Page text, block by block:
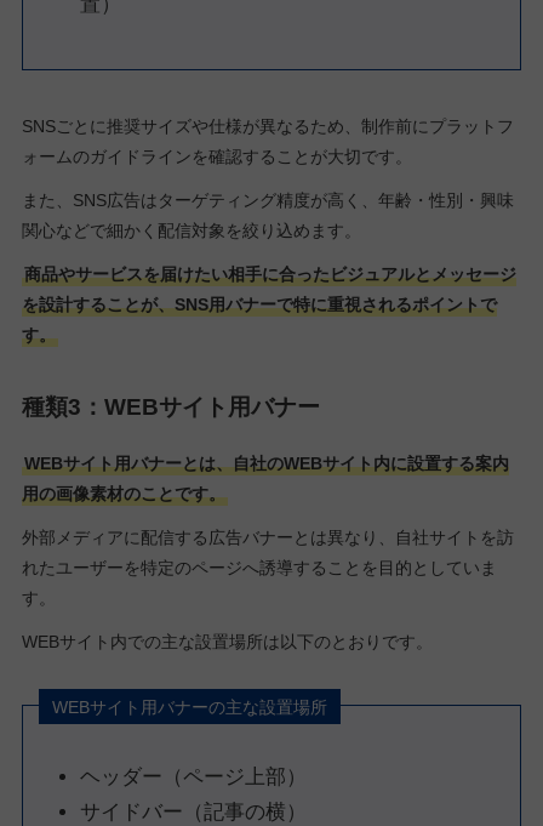
SNSごとに推奨サイズや仕様が異なるため、制作前にプラットフ
ォームのガイドラインを確認することが大切です。
また、SNS広告はターゲティング精度が高く、年齢・性別・興味
関心などで細かく配信対象を絞り込めます。
商品やサービスを届けたい相手に合ったビジュアルとメッセージ
を設計することが、SNS用バナーで特に重視されるポイントで
す。
種類3：WEBサイト用バナー
WEBサイト用バナーとは、自社のWEBサイト内に設置する案内
用の画像素材のことです。
外部メディアに配信する広告バナーとは異なり、自社サイトを訪
れたユーザーを特定のページへ誘導することを目的としていま
す。
WEBサイト内での主な設置場所は以下のとおりです。
WEBサイト用バナーの主な設置場所
ヘッダー（ページ上部）
サイドバー（記事の横）